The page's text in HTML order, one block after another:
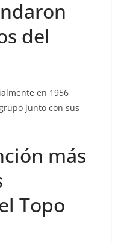
del
en 1956
junto con sus
más
Topo